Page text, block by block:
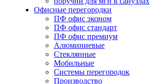
Офисные перегородки
ПФ офис эконом
ПФ офис стандарт
ПФ офис премиум
Алюминиевые
Стеклянные
Мобильные
Системы перегородок
Производство